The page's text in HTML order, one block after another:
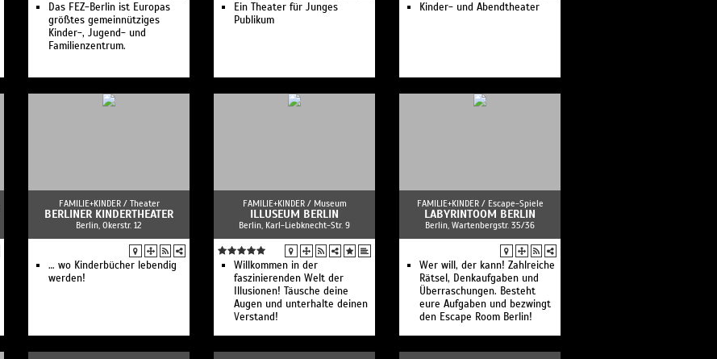
Das FEZ-Berlin ist Europas
größtes gemeinnütziges
Kinder-, Jugend- und
Familienzentrum.
Ein Theater für Junges
Publikum
Kinder- und Abendtheater
FAMILIE+KINDER / Theater
BERLINER KINDERTHEATER
Berlin, Okerstr. 12
… wo Kinderbücher lebendig
werden!
FAMILIE+KINDER / Museum
ILLUSEUM BERLIN
Berlin, Karl-Liebknecht-Str. 9
Willkommen in der
faszinierenden Welt der
Illusionen! Täusche deine
Augen und unterhalte deinen
Verstand!
FAMILIE+KINDER / Escape-Spiele
LABYRINTOOM BERLIN
Berlin, Wartenbergstr. 35/36
Wer will, der kann! Zahlreiche
Rätsel, Denkaufgaben und
Überraschungen. Besteht
eure Aufgaben und bezwingt
den Escape Room Berlin!